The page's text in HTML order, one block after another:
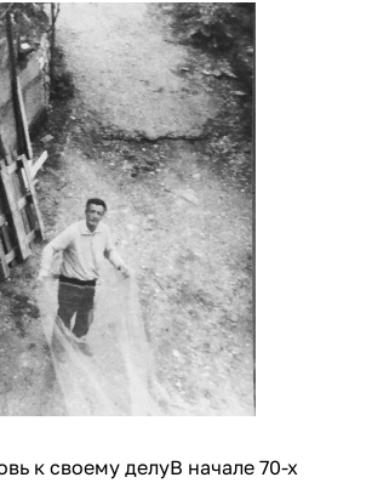
к своему делуВ начале 70-х